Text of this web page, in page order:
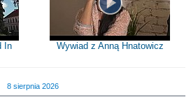
In
Wywiad z Anną Hnatowicz
8 sierpnia 2026